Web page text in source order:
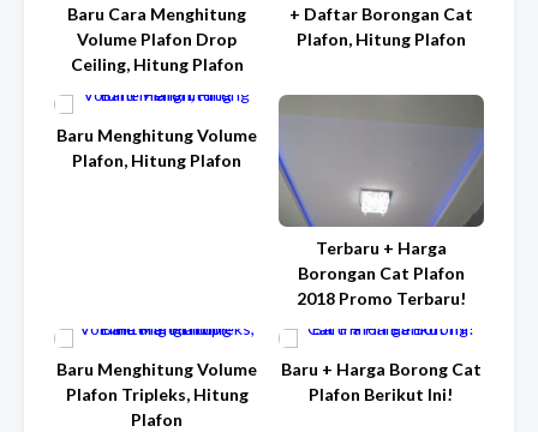
Baru Cara Menghitung
Volume Plafon Drop
Ceiling, Hitung Plafon
+ Daftar Borongan Cat
Plafon, Hitung Plafon
Baru Menghitung Volume
Plafon, Hitung Plafon
Terbaru + Harga
Borongan Cat Plafon
2018 Promo Terbaru!
Baru Menghitung Volume
Plafon Tripleks, Hitung
Plafon
Baru + Harga Borong Cat
Plafon Berikut Ini!